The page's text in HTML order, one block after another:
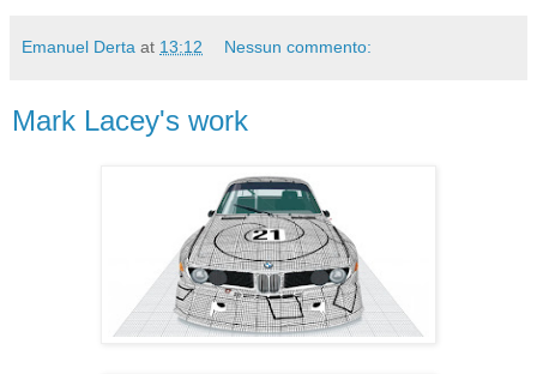
Emanuel Derta at 13:12 Nessun commento:
Mark Lacey's work